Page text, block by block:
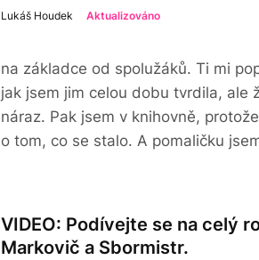
Lukáš Houdek Aktualizováno
na základce od spolužáků. Ti mi
jak jsem jim celou dobu tvrdila, ale
náraz. Pak jsem v knihovně,
o tom, co se stalo. A pomaličku
VIDEO: Podívejte se na celý
Markovič a Sbormistr.